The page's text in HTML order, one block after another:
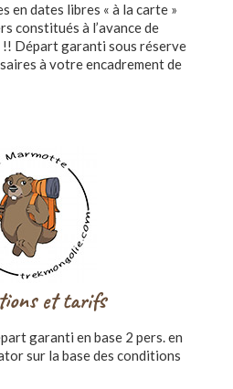
en dates libres « à la carte »
constitués à l’avance de
Départ garanti sous réserve
à votre encadrement de
et tarifs
garanti en base 2 pers. en
sur la base des conditions